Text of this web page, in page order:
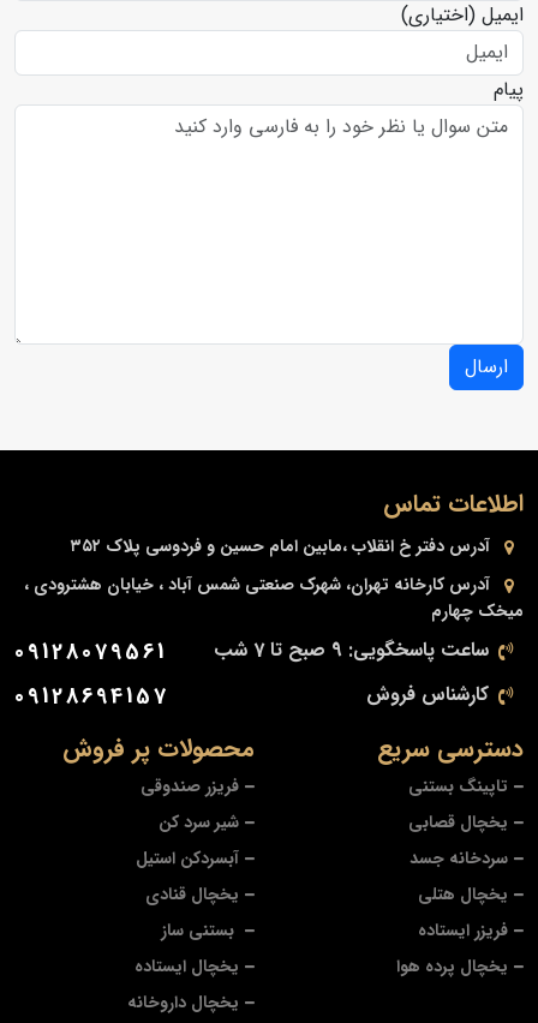
ایمیل (اختیاری)
پیام
ارسال
محصولات پر فروش
فریزر صندوقی
شیر سرد کن
آبسردکن استیل
یخچال قنادی
بستنی ساز
یخچال ایستاده
یخچال داروخانه
دسترسی سریع
تاپینگ بستنی
یخچال قصابی
سردخانه جسد
یخچال هتلی
فریزر ایستاده
یخچال پرده هوا
اطلاعات تماس
آدرس دفتر خ انقلاب ،مابین امام حسین و فردوسی پلاک ۳۵۲
آدرس کارخانه تهران، شهرک صنعتی شمس آباد ، خیابان هشترودی ،
میخک چهارم
ساعت پاسخگویی: 9 صبح تا 7 شب 09128079561
کارشناس فروش 09128694157